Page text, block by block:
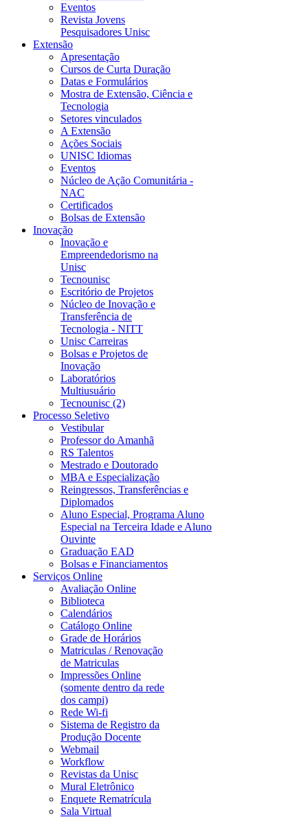
Eventos
Revista Jovens
Pesquisadores Unisc
Extensão
Apresentação
Cursos de Curta Duração
Datas e Formulários
Mostra de Extensão, Ciência e
Tecnologia
Setores vinculados
A Extensão
Ações Sociais
UNISC Idiomas
Eventos
Núcleo de Ação Comunitária -
NAC
Certificados
Bolsas de Extensão
Inovação
Inovação e
Empreendedorismo na
Unisc
Tecnounisc
Escritório de Projetos
Núcleo de Inovação e
Transferência de
Tecnologia - NITT
Unisc Carreiras
Bolsas e Projetos de
Inovação
Laboratórios
Multiusuário
Tecnounisc (2)
Processo Seletivo
Vestibular
Professor do Amanhã
RS Talentos
Mestrado e Doutorado
MBA e Especialização
Reingressos, Transferências e
Diplomados
Aluno Especial, Programa Aluno
Especial na Terceira Idade e Aluno
Ouvinte
Graduação EAD
Bolsas e Financiamentos
Serviços Online
Avaliação Online
Biblioteca
Calendários
Catálogo Online
Grade de Horários
Matriculas / Renovação
de Matriculas
Impressões Online
(somente dentro da rede
dos campi)
Rede Wi-fi
Sistema de Registro da
Produção Docente
Webmail
Workflow
Revistas da Unisc
Mural Eletrônico
Enquete Rematrícula
Sala Virtual